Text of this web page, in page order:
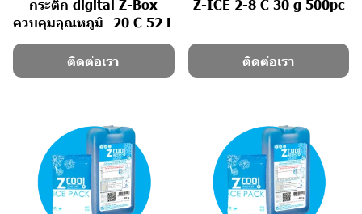
กระติก digital Z-Box
ควบคุมอุณหภูมิ -20 C 52 L
ติดต่อเรา
Z-ICE 2-8 C 30 g 500pc
ติดต่อเรา